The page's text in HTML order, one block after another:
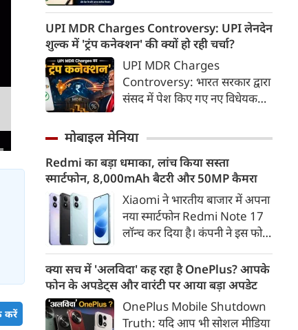
करें
दिन जहाँ स्वतंत्रता का उल्लास लेकर
आया, वहीं देशवासियों को विभाजन
के गहरे जख्म और दर्द का भी सामना
करना पड़ा। इस दर्द के बावजूद,
भारतीयों ने अपने अतीत को भुलाकर
एक नए भारत के निर्माण का संकल्प
एक मजबूत पहचान गढ़ी। आइए,
स्वतंत्रता दिवस (15 अगस्त) पर एक
प्रेरणादायक निबंध पढ़ते हैं।
UPI MDR Charges Controversy: UPI लेनदेन
शुल्क में 'ट्रंप कनेक्शन' की क्यों हो रही चर्चा?
UPI MDR Charges
Controversy: भारत सरकार द्वारा
संसद में पेश किए गए नए विधेयक—
2026—के जरिए बैंकों और भुगतान
और रूपे (RuPay) डेबिट कार्ड
भुगतानों पर मर्चेंट डिस्काउंट रेट
(MDR) यानी लेनदेन शुल्क लगाने
की अनुमति देने के प्रावधानों ने देश में
एक बड़ी बहस छेड़ दी है।
मोबाइल मेनिया
Redmi का बड़ा धमाका, लांच किया सस्ता
स्मार्टफोन, 8,000mAh बैटरी और 50MP कैमरा
Xiaomi ने भारतीय बाजार में अपना
नया स्मार्टफोन Redmi Note 17
लॉन्च कर दिया है। कंपनी ने इस फोन
डिस्प्ले, 8,000mAh की बड़ी बैटरी
और Qualcomm Snapdragon
चिपसेट के साथ पेश किया है। फोन में
50MP का मेन कैमरा दिया गया है।
क्या सच में 'अलविदा' कह रहा है OnePlus? आपके
फोन के अपडेट्स और वारंटी पर आया बड़ा अपडेट
OnePlus Mobile Shutdown
Truth: यदि आप भी सोशल मीडिया